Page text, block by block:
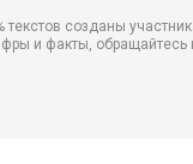
текстов созданы
и факты,